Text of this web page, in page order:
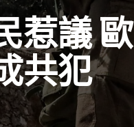
惹議 歐
共犯